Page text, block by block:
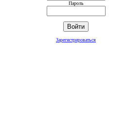
Пароль
Зарегистрироваться